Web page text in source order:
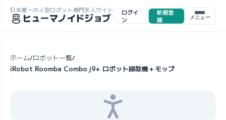
日本唯一の人型ロボット専門求人サイト
ヒューマノイドジョブ
ログイ
ン
新規登
録
メニュー
ホーム/ロボット一覧/
iRobot Roomba Combo j9+ ロボット掃除機＋モップ